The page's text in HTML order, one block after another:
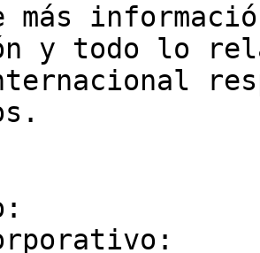
y todo lo